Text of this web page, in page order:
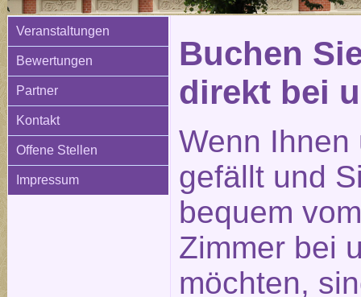
Veranstaltungen
Bewertungen
Partner
Kontakt
Offene Stellen
Impressum
Buchen
direkt bei
Wenn Ihnen
gefällt und
bequem
Zimmer bei
möchten,